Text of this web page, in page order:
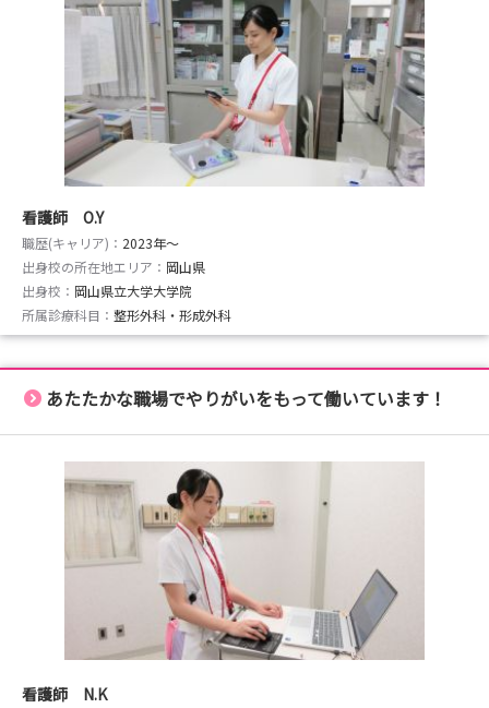
看護師 O.Y
職歴(キャリア)： 2023年〜
出身校の所在地エリア： 岡山県
出身校： 岡山県立大学大学院
所属診療科目： 整形外科・形成外科
あたたかな職場でやりがいをもって働いています！
看護師 N.K